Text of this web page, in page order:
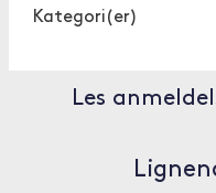
Kategori(er)
Les